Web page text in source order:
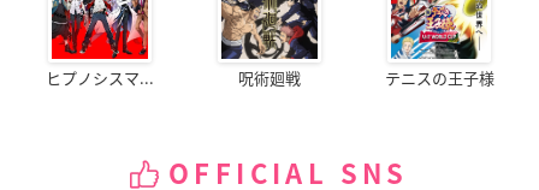
ヒプノシスマ... 呪術廻戦 テニスの王子様
OFFICIAL SNS